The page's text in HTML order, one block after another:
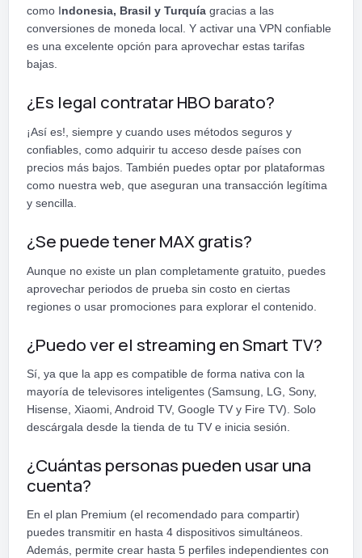
como Indonesia, Brasil y Turquía gracias a las
conversiones de moneda local. Y activar una VPN confiable
es una excelente opción para aprovechar estas tarifas
bajas.
¿Es legal contratar HBO barato?
¡Así es!, siempre y cuando uses métodos seguros y
confiables, como adquirir tu acceso desde países con
precios más bajos. También puedes optar por plataformas
como nuestra web, que aseguran una transacción legítima
y sencilla.
¿Se puede tener MAX gratis?
Aunque no existe un plan completamente gratuito, puedes
aprovechar periodos de prueba sin costo en ciertas
regiones o usar promociones para explorar el contenido.
¿Puedo ver el streaming en Smart TV?
Sí, ya que la app es compatible de forma nativa con la
mayoría de televisores inteligentes (Samsung, LG, Sony,
Hisense, Xiaomi, Android TV, Google TV y Fire TV). Solo
descárgala desde la tienda de tu TV e inicia sesión.
¿Cuántas personas pueden usar una
cuenta?
En el plan Premium (el recomendado para compartir)
puedes transmitir en hasta 4 dispositivos simultáneos.
Además, permite crear hasta 5 perfiles independientes con